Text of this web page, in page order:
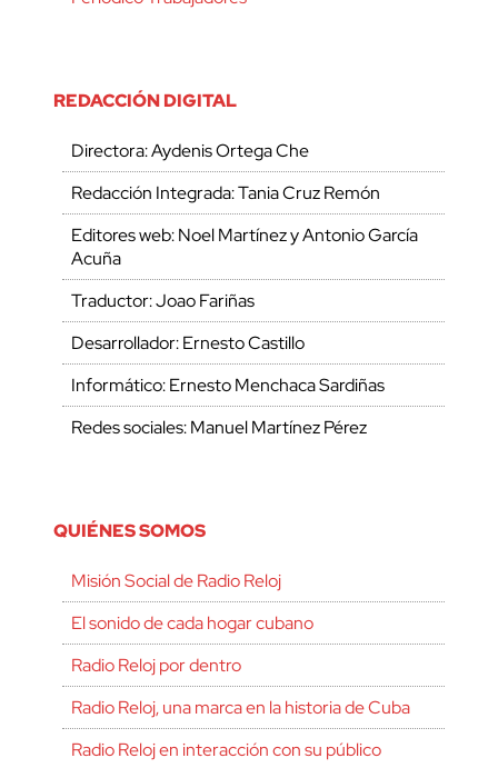
REDACCIÓN DIGITAL
Directora: Aydenis Ortega Che
Redacción Integrada: Tania Cruz Remón
Editores web: Noel Martínez y Antonio García
Acuña
Traductor: Joao Fariñas
Desarrollador: Ernesto Castillo
Informático: Ernesto Menchaca Sardiñas
Redes sociales: Manuel Martínez Pérez
QUIÉNES SOMOS
Misión Social de Radio Reloj
El sonido de cada hogar cubano
Radio Reloj por dentro
Radio Reloj, una marca en la historia de Cuba
Radio Reloj en interacción con su público